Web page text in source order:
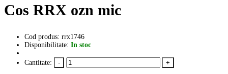
Cos RRX ozn mic
Cod produs: rrx1746
Disponibilitate: In stoc
Cantitate: